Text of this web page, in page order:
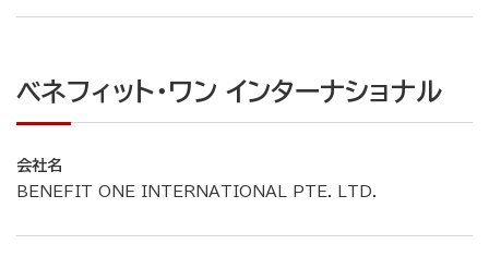
ベネフィット・ワン インターナショナル
会社名
BENEFIT ONE INTERNATIONAL PTE. LTD.